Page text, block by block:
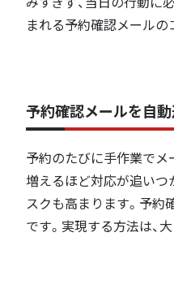
まれる予約確認メールの
予約確認メールを自
予約のたびに手作業でメ
増えるほど対応が追いつ
スクも高まります。予約
です。実現する方法は、